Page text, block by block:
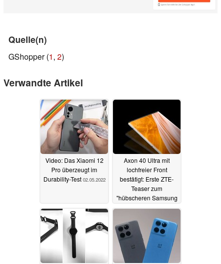
Quelle(n)
GShopper (1, 2)
Verwandte Artikel
Video: Das Xiaomi 12
Pro überzeugt im
Durability-Test 02.05.2022
Axon 40 Ultra mit
lochfreier Front
bestätigt: Erste ZTE-
Teaser zum
"hübscheren Samsung
Galaxy S22 Ultra"
27.04.2022